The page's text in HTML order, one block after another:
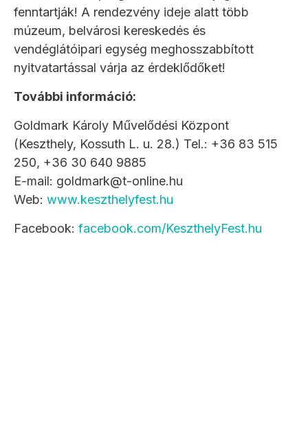
fenntartják! A rendezvény ideje alatt több
múzeum, belvárosi kereskedés és
vendéglátóipari egység meghosszabbított
nyitvatartással várja az érdeklődőket!
További információ:
Goldmark Károly Művelődési Központ
(Keszthely, Kossuth L. u. 28.) Tel.: +36 83 515
250, +36 30 640 9885
E-mail: goldmark@t-online.hu
Web: www.keszthelyfest.hu
Facebook: facebook.com/KeszthelyFest.hu